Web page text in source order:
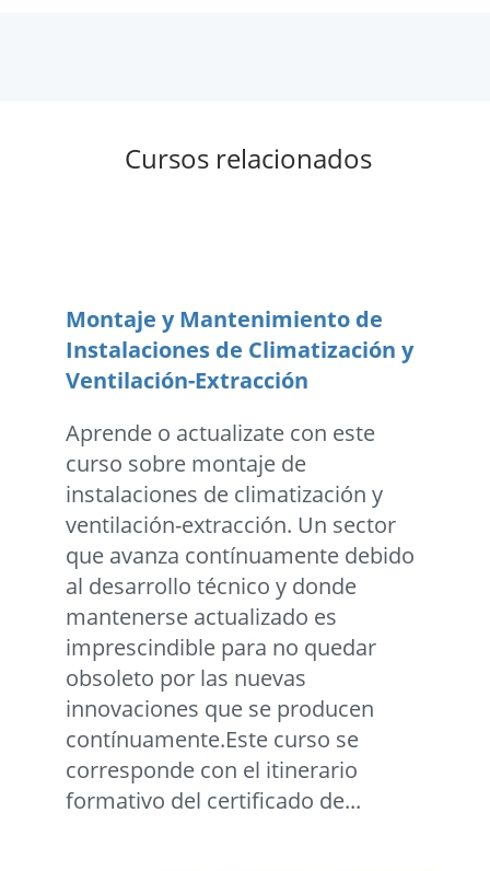
Cursos relacionados
Montaje y Mantenimiento de
Instalaciones de Climatización y
Ventilación-Extracción
Aprende o actualizate con este
curso sobre montaje de
instalaciones de climatización y
ventilación-extracción. Un sector
que avanza contínuamente debido
al desarrollo técnico y donde
mantenerse actualizado es
imprescindible para no quedar
obsoleto por las nuevas
innovaciones que se producen
contínuamente.Este curso se
corresponde con el itinerario
formativo del certificado de...